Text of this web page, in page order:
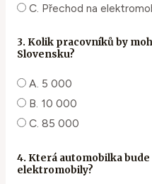
C. Přechod na
3. Kolik pracovníků by
Slovensku?
A. 5 000
B. 10 000
C. 85 000
4. Která automobilka
elektromobily?